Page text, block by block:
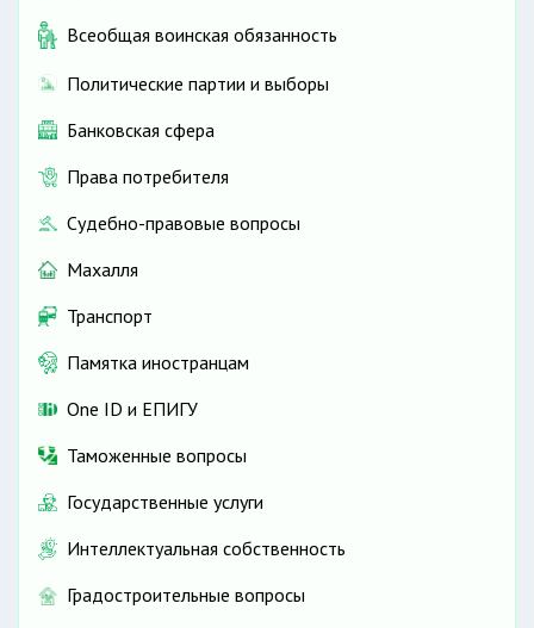
Всеобщая воинская обязанность
Политические партии и выборы
Банковская сфера
Права потребителя
Судебно-правовые вопросы
Махалля
Транспорт
Памятка иностранцам
One ID и ЕПИГУ
Таможенные вопросы
Государственные услуги
Интеллектуальная собственность
Градостроительные вопросы